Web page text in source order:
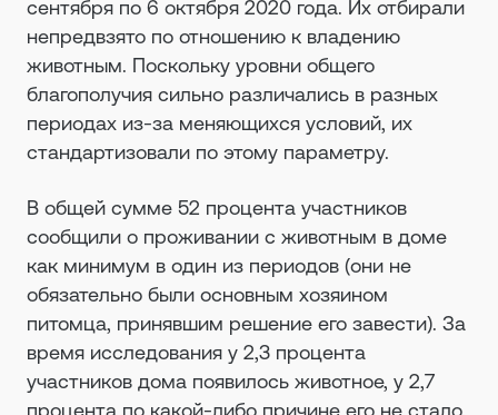
сентября по 6 октября 2020 года. Их отбирали
непредвзято по отношению к владению
животным. Поскольку уровни общего
благополучия сильно различались в разных
периодах из-за меняющихся условий, их
стандартизовали по этому параметру.
В общей сумме 52 процента участников
сообщили о проживании с животным в доме
как минимум в один из периодов (они не
обязательно были основным хозяином
питомца, принявшим решение его завести). За
время исследования у 2,3 процента
участников дома появилось животное, у 2,7
процента по какой-либо причине его не стало,